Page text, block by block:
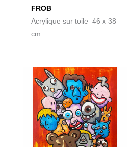
FROB
Acrylique sur toile 46 x 38
cm